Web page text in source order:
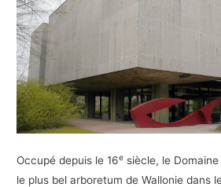
Occupé depuis le 16e siècle, le
le plus bel arboretum de Wallonie dans